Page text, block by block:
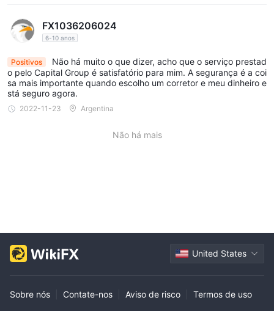
FX1036206024
6-10 anos
Positivos
Não há muito o que dizer, acho que o serviço prestad
o pelo Capital Group é satisfatório para mim. A segurança é a coi
sa mais importante quando escolho um corretor e meu dinheiro e
stá seguro agora.
2022-11-23 Argentina
Não há mais
United States
Sobre nós Contate-nos Aviso de risco Termos de uso